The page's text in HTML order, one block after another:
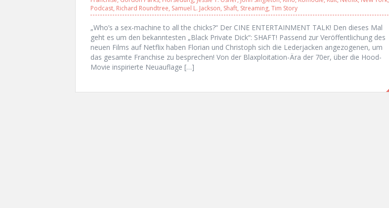
Podcast, Richard Roundtree, Samuel L. Jackson, Shaft, Streaming, Tim Story
„Who’s a sex-machine to all the chicks?“ Der CINE ENTERTAINMENT TALK! Den dieses Mal
geht es um den bekanntesten „Black Private Dick“: SHAFT! Passend zur Veröffentlichung des
neuen Films auf Netflix haben Florian und Christoph sich die Lederjacken angezogenen, um
das gesamte Franchise zu besprechen! Von der Blaxploitation-Ära der 70er, über die Hood-
Movie inspirierte Neuauflage […]